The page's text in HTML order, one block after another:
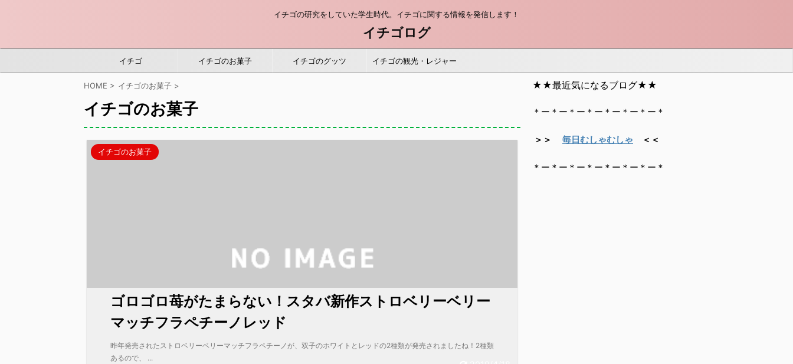
イチゴの研究をしていた学生時代。イチゴに関する情報を発信します！
イチゴログ
イチゴ イチゴのお菓子 イチゴのグッツ イチゴの観光・レジャー
HOME > イチゴのお菓子 >
イチゴのお菓子
イチゴのお菓子
ゴロゴロ苺がたまらない！スタバ新作ストロベリーベリー
マッチフラペチーノレッド
昨年発売されたストロベリーベリーマッチフラペチーノが、双子のホワイトとレッドの2種類が発売されましたね！2種類
あるので、 ...
★★最近気になるブログ★★
＊ー＊ー＊ー＊ー＊ー＊ー＊ー＊
＞＞ 毎日むしゃむしゃ ＜＜
＊ー＊ー＊ー＊ー＊ー＊ー＊ー＊